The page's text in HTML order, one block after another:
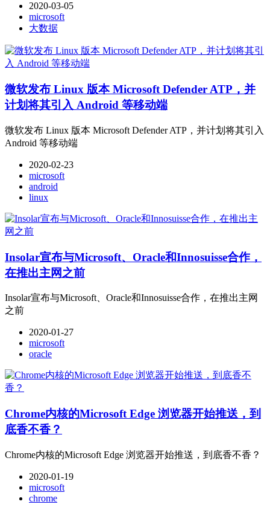
2020-03-05
microsoft
大数据
微软发布 Linux 版本 Microsoft Defender ATP，并
计划将其引入 Android 等移动端
微软发布 Linux 版本 Microsoft Defender ATP，并计划将其引入
Android 等移动端
2020-02-23
microsoft
android
linux
Insolar宣布与Microsoft、Oracle和Innosuisse合作，
在推出主网之前
Insolar宣布与Microsoft、Oracle和Innosuisse合作，在推出主网
之前
2020-01-27
microsoft
oracle
Chrome内核的Microsoft Edge 浏览器开始推送，到
底香不香？
Chrome内核的Microsoft Edge 浏览器开始推送，到底香不香？
2020-01-19
microsoft
chrome